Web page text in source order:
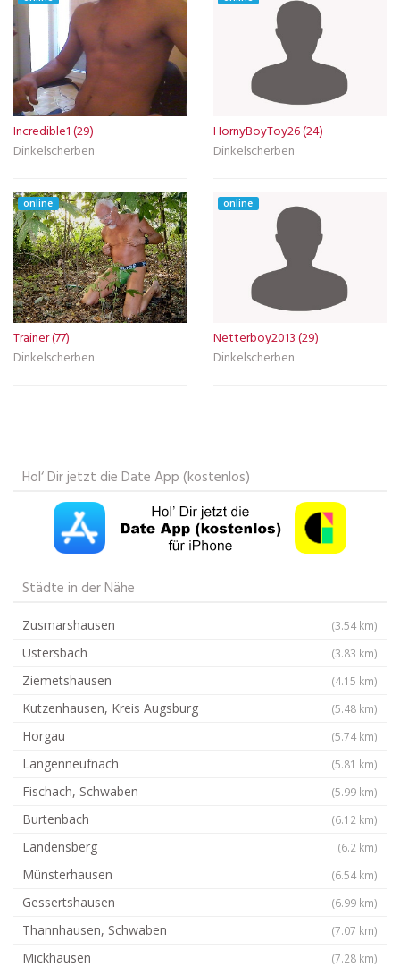
Incredible1 (29)
Dinkelscherben
HornyBoyToy26 (24)
Dinkelscherben
online
Trainer (77)
Dinkelscherben
online
Netterboy2013 (29)
Dinkelscherben
Hol‘ Dir jetzt die Date App (kostenlos)
Städte in der Nähe
Zusmarshausen (3.54 km)
Ustersbach (3.83 km)
Ziemetshausen (4.15 km)
Kutzenhausen, Kreis Augsburg (5.48 km)
Horgau (5.74 km)
Langenneufnach (5.81 km)
Fischach, Schwaben (5.99 km)
Burtenbach (6.12 km)
Landensberg (6.2 km)
Münsterhausen (6.54 km)
Gessertshausen (6.99 km)
Thannhausen, Schwaben (7.07 km)
Mickhausen (7.28 km)